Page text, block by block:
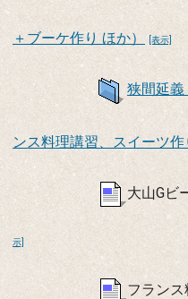
＋ブーケ作り ほか） [表示]
狭間延義
ンス料理講習、スイーツ作
大山Gビ
示]
フラン